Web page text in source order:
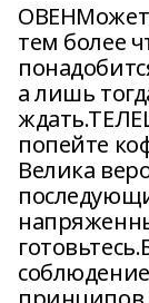
тем более
а лишь
попейте
Велика